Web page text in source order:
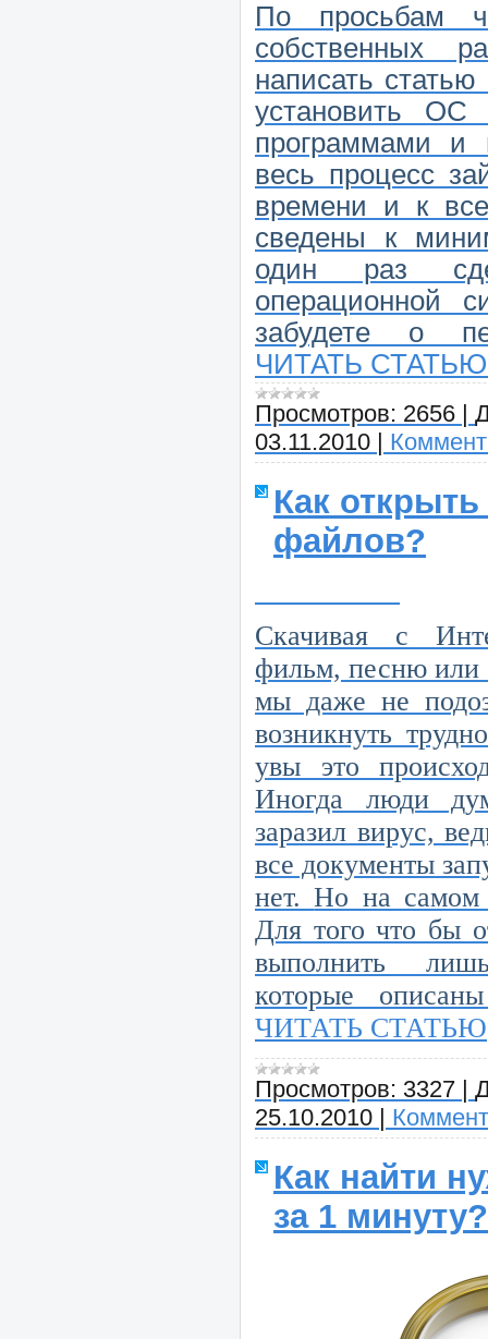
По просьбам
собственных
написать
установить ОС
программами и
весь процесс
времени и к
сведены к
один раз
операционной
забудете о
ЧИТАТЬ
Просмотров: 2656
03.11.2010
Как
файлов?
Скачивая с
фильм, песню или
мы даже не
возникнуть
увы это
Иногда люди
заразил вирус,
все документы
нет.Но на самом
Для того что бы
выполнить
которые
ЧИТАТЬ СТАТЬЮ
Просмотров: 3327
25.10.2010
Как найти
за 1 минуту?